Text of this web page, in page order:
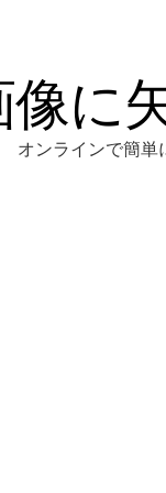
像に
オンラインで簡